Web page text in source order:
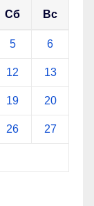
Сб Вс
5 6
12 13
19 20
26 27